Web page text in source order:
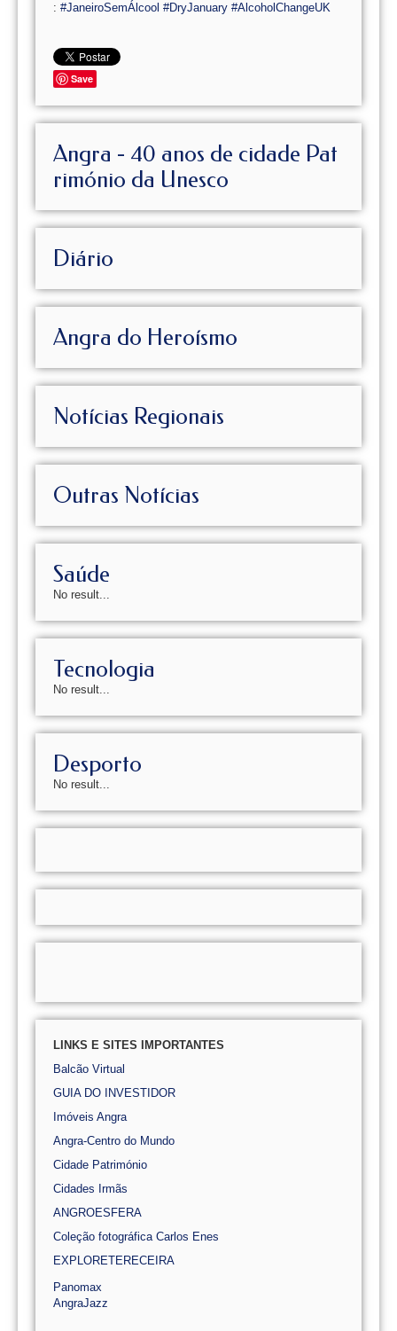
: #JaneiroSemÁlcool #DryJanuary #AlcoholChangeUK
Save
Angra - 40 anos de cidade Pat
rimónio da Unesco
Diário
Angra do Heroísmo
Notícias Regionais
Outras Notícias
Saúde
No result...
Tecnologia
No result...
Desporto
No result...
LINKS E SITES IMPORTANTES
Balcão Virtual
GUIA DO INVESTIDOR
Imóveis Angra
Angra-Centro do Mundo
Cidade Património
Cidades Irmãs
ANGROESFERA
Coleção fotográfica Carlos Enes
EXPLORETERECEIRA
Panomax
AngraJazz